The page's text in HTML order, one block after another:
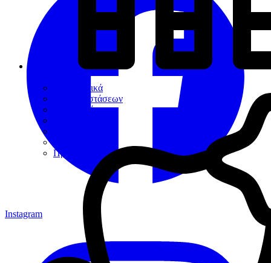
Διαγνωστικά
Αποκαταστάσεων
Ενδοδοντίας
Προσθετικής
Instagram